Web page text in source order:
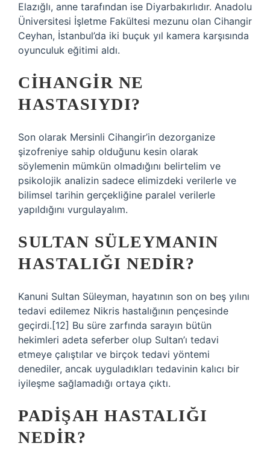
Elazığlı, anne tarafından ise Diyarbakırlıdır. Anadolu
Üniversitesi İşletme Fakültesi mezunu olan Cihangir
Ceyhan, İstanbul’da iki buçuk yıl kamera karşısında
oyunculuk eğitimi aldı.
CIHANGIR NE
HASTASIYDI?
Son olarak Mersinli Cihangir’in dezorganize
şizofreniye sahip olduğunu kesin olarak
söylemenin mümkün olmadığını belirtelim ve
psikolojik analizin sadece elimizdeki verilerle ve
bilimsel tarihin gerçekliğine paralel verilerle
yapıldığını vurgulayalım.
SULTAN SÜLEYMANIN
HASTALIĞI NEDIR?
Kanuni Sultan Süleyman, hayatının son on beş yılını
tedavi edilemez Nikris hastalığının pençesinde
geçirdi.[12] Bu süre zarfında sarayın bütün
hekimleri adeta seferber olup Sultan’ı tedavi
etmeye çalıştılar ve birçok tedavi yöntemi
denediler, ancak uyguladıkları tedavinin kalıcı bir
iyileşme sağlamadığı ortaya çıktı.
PADIŞAH HASTALIĞI
NEDIR?